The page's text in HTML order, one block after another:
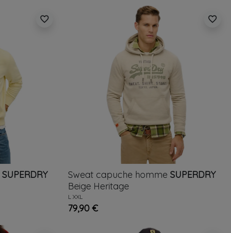
favorite_border
SUPERDRY
favorite_border
Sweat capuche homme SUPERDRY
Beige Heritage
L XXL
79,90 €